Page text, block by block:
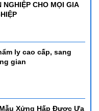
NGHIỆP CHO MỌI GIA
ly cao cấp, sang
gian
Xửng Hấp Được Ưa